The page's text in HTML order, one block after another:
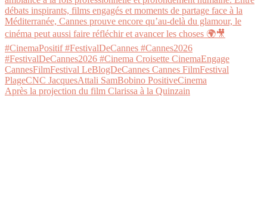
Après la projection du film Clarissa à la Quinzain